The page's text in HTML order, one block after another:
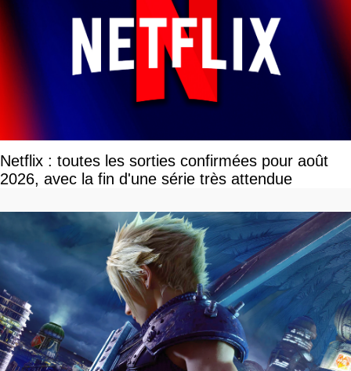
Netflix : toutes les sorties confirmées pour août
2026, avec la fin d'une série très attendue